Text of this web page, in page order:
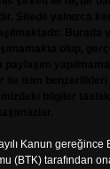
Kanun gereğince
(BTK) tarafından